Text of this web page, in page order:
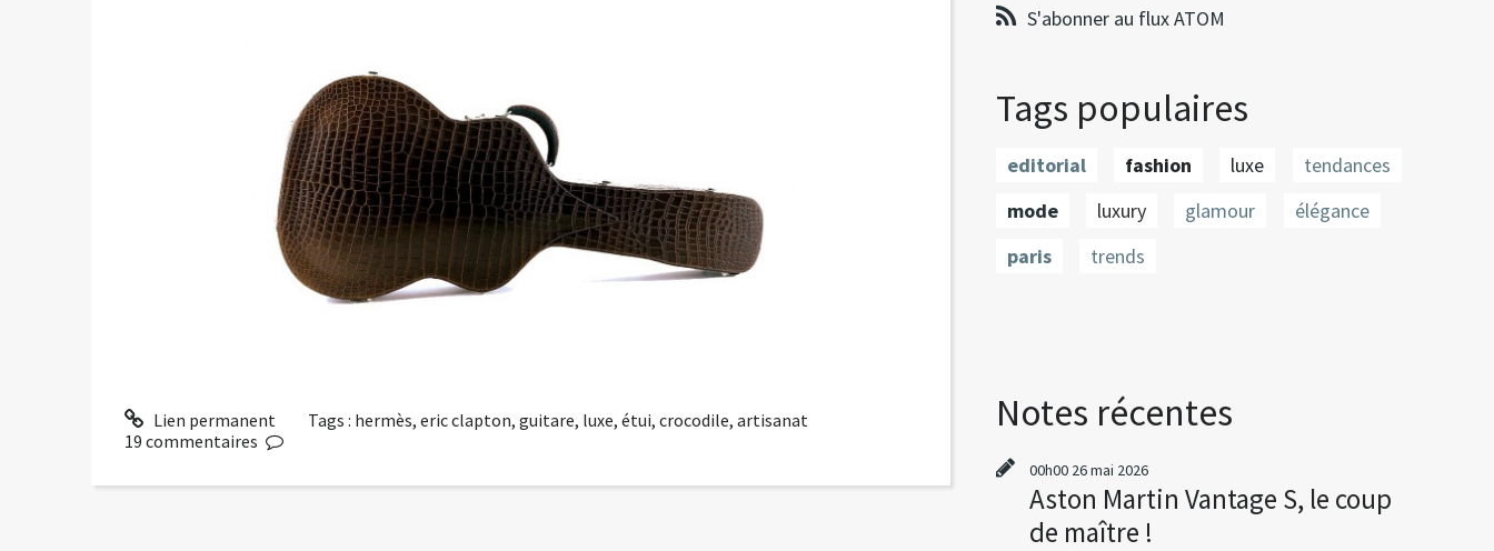
Lien permanent Tags : hermès,eric clapton,guitare, luxe,étui,crocodile,artisanat
19 commentaires
S'abonner au flux ATOM
Tags populaires
editorial fashion luxe
tendances
mode
luxury glamour
élégance
paris
trends
Notes récentes
00h00 26mai 2026
Aston Martin Vantage S, le coup
de maître !